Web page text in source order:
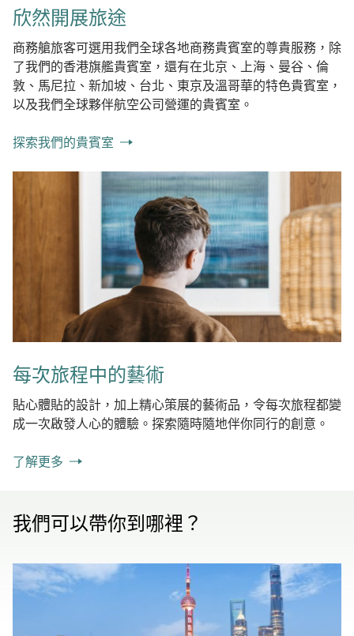
欣然開展旅途
商務艙旅客可選用我們全球各地商務貴賓室的尊貴服務，除
了我們的香港旗艦貴賓室，還有在北京、上海、曼谷、倫
敦、馬尼拉、新加坡、台北、東京及溫哥華的特色貴賓室，
以及我們全球夥伴航空公司營運的貴賓室。
探索我們的貴賓室
每次旅程中的藝術
貼心體貼的設計，加上精心策展的藝術品，令每次旅程都變
成一次啟發人心的體驗。探索隨時隨地伴你同行的創意。
了解更多
我們可以帶你到哪裡？